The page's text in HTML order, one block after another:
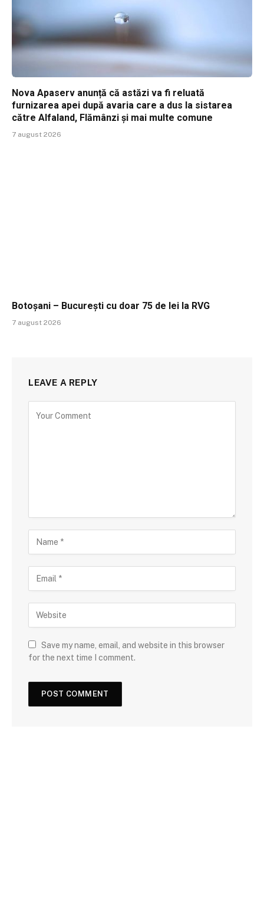
Nova Apaserv anunță că astăzi va fi reluată
furnizarea apei după avaria care a dus la sistarea
către Alfaland, Flămânzi și mai multe comune
7 august 2026
Botoșani – București cu doar 75 de lei la RVG
7 august 2026
LEAVE A REPLY
Save my name, email, and website in this browser
for the next time I comment.